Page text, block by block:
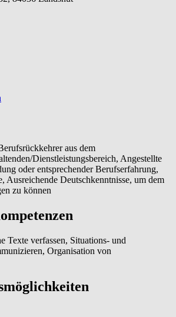
aus dem
Dienstleistungsbereich, Angestellte
oder entsprechender Berufserfahrung,
Ausreichende Deutschkenntnisse, um dem
zu können
Texte verfassen, Situations- und
Organisation von